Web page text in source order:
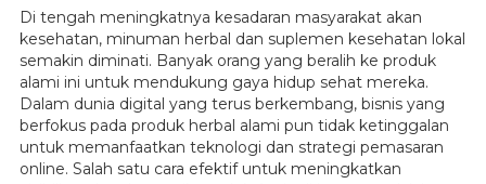
Di tengah meningkatnya kesadaran masyarakat akan
kesehatan, minuman herbal dan suplemen kesehatan lokal
semakin diminati. Banyak orang yang beralih ke produk
alami ini untuk mendukung gaya hidup sehat mereka.
Dalam dunia digital yang terus berkembang, bisnis yang
berfokus pada produk herbal alami pun tidak ketinggalan
untuk memanfaatkan teknologi dan strategi pemasaran
online. Salah satu cara efektif untuk meningkatkan